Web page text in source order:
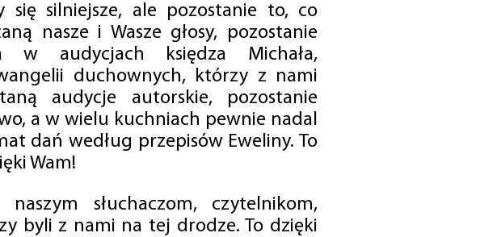
się silniejsze, ale pozostanie to, co
nasze i Wasze głosy, pozostanie
w audycjach księdza Michała,
duchownych, którzy z nami
audycje autorskie, pozostanie
a w wielu kuchniach pewnie nadal
dań według przepisów Eweliny. To
Wam!
słuchaczom, czytelnikom,
byli z nami na tej drodze. To dzięki